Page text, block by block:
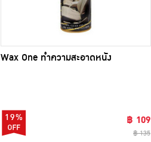
Wax One ทำความสะอาดหนัง
19% ฿ 109
฿ 135